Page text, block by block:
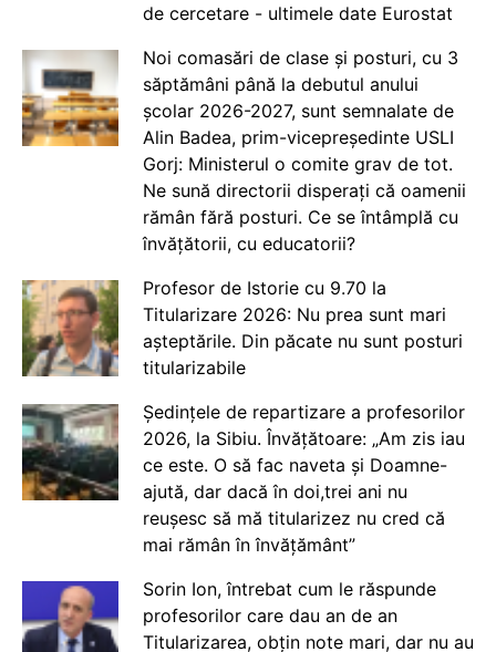
de cercetare - ultimele date Eurostat
Noi comasări de clase și posturi, cu 3
săptămâni până la debutul anului
școlar 2026-2027, sunt semnalate de
Alin Badea, prim-vicepreședinte USLI
Gorj: Ministerul o comite grav de tot.
Ne sună directorii disperați că oamenii
rămân fără posturi. Ce se întâmplă cu
învățătorii, cu educatorii?
Profesor de Istorie cu 9.70 la
Titularizare 2026: Nu prea sunt mari
așteptările. Din păcate nu sunt posturi
titularizabile
Ședințele de repartizare a profesorilor
2026, la Sibiu. Învățătoare: „Am zis iau
ce este. O să fac naveta și Doamne-
ajută, dar dacă în doi,trei ani nu
reușesc să mă titularizez nu cred că
mai rămân în învățământ”
Sorin Ion, întrebat cum le răspunde
profesorilor care dau an de an
Titularizarea, obțin note mari, dar nu au